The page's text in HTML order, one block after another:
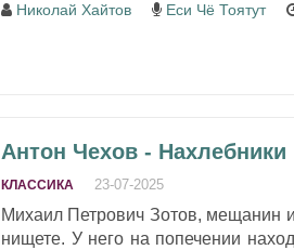
Николай Хайтов Еси Чё Тоятут
Антон Чехов - Нахлебники
КЛАССИКА 23-07-2025
Михаил Петрович Зотов, мещанин
нищете. У него на попечении